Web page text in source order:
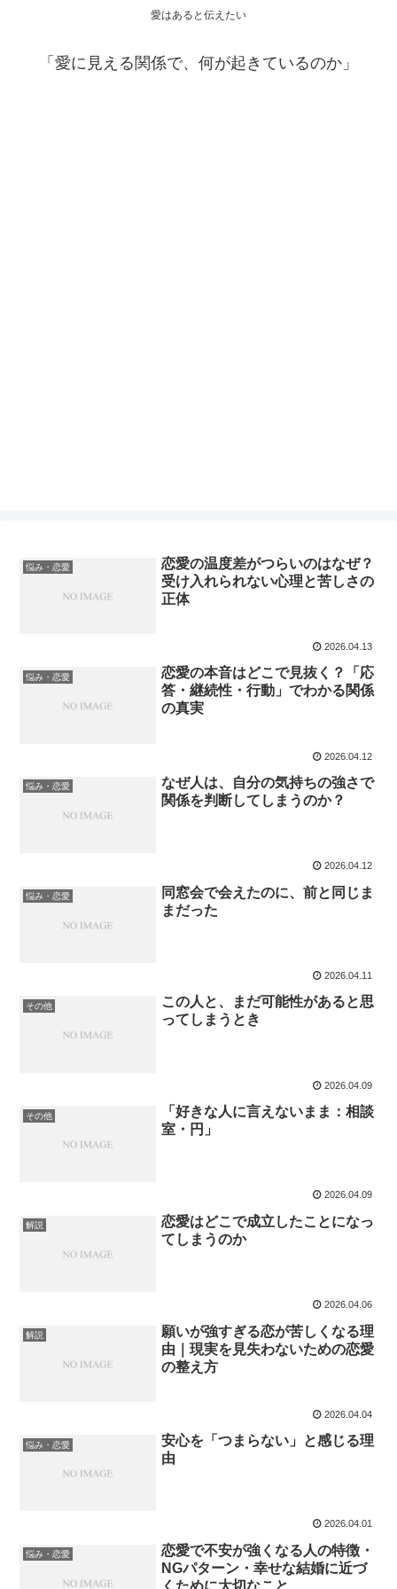
愛はあると伝えたい
「愛に見える関係で、何が起きているのか」
悩み・恋愛
恋愛の温度差がつらいのはなぜ？
受け入れられない心理と苦しさの
正体
2026.04.13
悩み・恋愛
恋愛の本音はどこで見抜く？「応
答・継続性・行動」でわかる関係
の真実
2026.04.12
悩み・恋愛
なぜ人は、自分の気持ちの強さで
関係を判断してしまうのか？
2026.04.12
悩み・恋愛
同窓会で会えたのに、前と同じま
まだった
2026.04.11
その他
この人と、まだ可能性があると思
ってしまうとき
2026.04.09
その他
「好きな人に言えないまま：相談
室・円」
2026.04.09
解説
恋愛はどこで成立したことになっ
てしまうのか
2026.04.06
解説
願いが強すぎる恋が苦しくなる理
由｜現実を見失わないための恋愛
の整え方
2026.04.04
悩み・恋愛
安心を「つまらない」と感じる理
由
2026.04.01
悩み・恋愛
恋愛で不安が強くなる人の特徴・
NGパターン・幸せな結婚に近づ
くために大切なこと